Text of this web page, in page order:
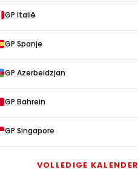
GP Italië
GP Spanje
GP Azerbeidzjan
GP Bahrein
GP Singapore
VOLLEDIGE KALENDER